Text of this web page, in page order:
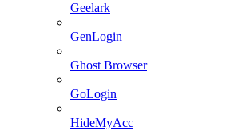
Geelark
GenLogin
Ghost Browser
GoLogin
HideMyAcc